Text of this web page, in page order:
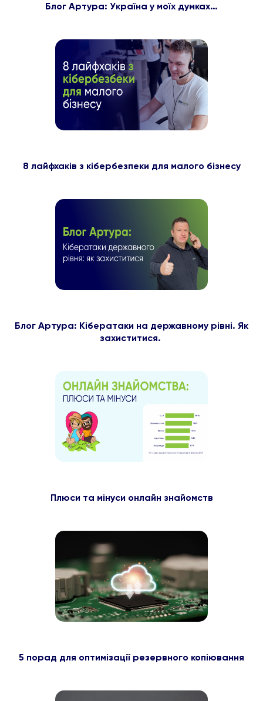
Блог Артура: Україна у моїх думках…
8 лайфхаків з кібербезпеки для малого бізнесу
Блог Артура: Кібератаки на державному рівні. Як
захиститися.
Плюси та мінуси онлайн знайомств
5 порад для оптимізації резервного копіювання